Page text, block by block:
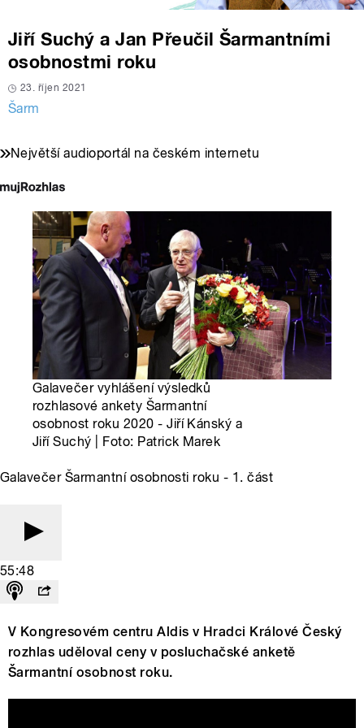
Jiří Suchý a Jan Přeučil Šarmantními
osobnostmi roku
23. říjen 2021
Šarm
Největší audioportál na českém internetu
Galavečer vyhlášení výsledků
rozhlasové ankety Šarmantní
osobnost roku 2020 - Jiří Kánský a
Jiří Suchý | Foto: Patrick Marek
Galavečer Šarmantní osobnosti roku - 1. část
55:48
V Kongresovém centru Aldis v Hradci Králové Český
rozhlas uděloval ceny v posluchačské anketě
Šarmantní osobnost roku.